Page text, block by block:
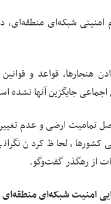
امنیتی شبکه‌ای
هنجارها، قواعد و
جایگزین آنها نشده
تمامیت ارضی و عدم
کشورها، لحاظ کردن
از رهگذر گفت‌وگو.
امنیت شبکه‌ای منطقه‌ای